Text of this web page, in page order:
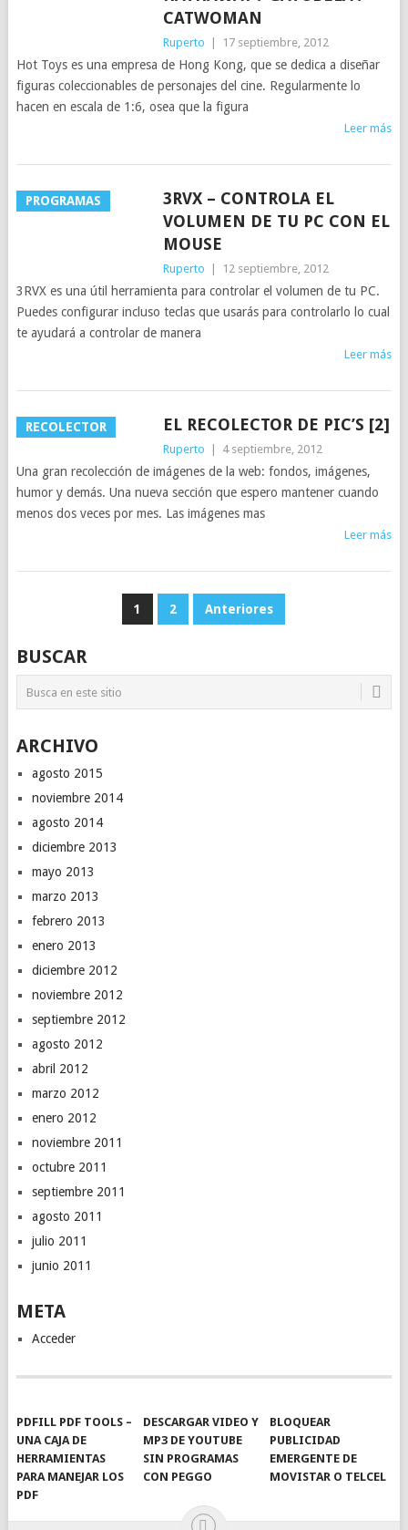
CATWOMAN
Ruperto 17 septiembre, 2012
Hot Toys es una empresa de Hong Kong, que se dedica a diseñar
figuras coleccionables de personajes del cine. Regularmente lo
hacen en escala de 1:6, osea que la figura
Leer más
PROGRAMAS
3RVX – CONTROLA EL
VOLUMEN DE TU PC CON EL
MOUSE
Ruperto 12 septiembre, 2012
3RVX es una útil herramienta para controlar el volumen de tu PC.
Puedes configurar incluso teclas que usarás para controlarlo lo cual
te ayudará a controlar de manera
Leer más
RECOLECTOR EL RECOLECTOR DE PIC’S [2]
Ruperto 4 septiembre, 2012
Una gran recolección de imágenes de la web: fondos, imágenes,
humor y demás. Una nueva sección que espero mantener cuando
menos dos veces por mes. Las imágenes mas
Leer más
NAVEGACIÓN
ENTRADAS
1 2 Anteriores
BUSCAR
ARCHIVO
agosto 2015
noviembre 2014
agosto 2014
diciembre 2013
mayo 2013
marzo 2013
febrero 2013
enero 2013
diciembre 2012
noviembre 2012
septiembre 2012
agosto 2012
abril 2012
marzo 2012
enero 2012
noviembre 2011
octubre 2011
septiembre 2011
agosto 2011
julio 2011
junio 2011
META
Acceder
PDFILL PDF TOOLS –
UNA CAJA DE
HERRAMIENTAS
PARA MANEJAR LOS
PDF
DESCARGAR VIDEO Y
MP3 DE YOUTUBE
SIN PROGRAMAS
CON PEGGO
BLOQUEAR
PUBLICIDAD
EMERGENTE DE
MOVISTAR O TELCEL